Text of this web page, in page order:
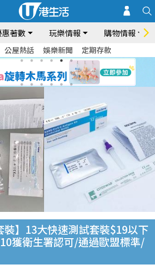
惠著數 玩樂情報 購物情報
公屋熱話 娛樂新聞 定期存款
裝】13大快速測試套裝$19以下
獲衛生署認可/通過歐盟標準/